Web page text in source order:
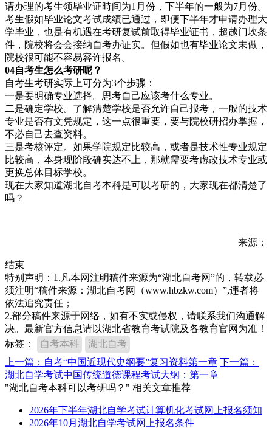
请办理的考生领毕业证時间为1月份，下半年的一般为7月份。
考生假如毕业论文考试成绩已通过，即便下半年才申请办理大
学毕业，也是有机遇在考研复试前取得毕业证书，超越门坎条
件，院校将会会接纳自考办证实。但假如也有毕业论文未做，
院校很可能不容易容许报名。
04自考生怎么考研呢？
自考生考研实际上可分为3个步骤：
一是要明确专业选择。思考自己应该考什么专业。
二是确定学校。了解清楚学校是否允许自己报考，一般的技术
专业是否有文凭规定，这一点很重要，要与院校研招办掌握，
不必自己去查资料。
三是考核评定。如果学院规定比较高，或者是技术性专业规定
比较高，本身现阶段确实达不上，那就需要考虑改技术专业或
更换总体目标学校。
现在大家知道湖北自考本科是可以考研的，大家现在都清楚了
吗？
来源：
结束
特别声明：1.凡本网注明稿件来源为“湖北自考网”的，转载必
须注明“稿件来源：湖北自考网（www.hbzkw.com）”,违者将
依法追究责任；
2.部分稿件来源于网络，如有不实或侵权，请联系我们沟通解
决。最新官方信息请以湖北省教育考试院及各教育官网为准！
标签：
自考本科
湖北自考
上一篇：自考“中国近现代史纲要”复习资料第一章 下一篇：
湖北自学考试中国传统道德课程考试大纲：第一章
"湖北自考本科可以考研吗？" 相关文章推荐
2026年下半年湖北自学考试计算机化考试网上报名须知
2026年10月湖北自学考试网上报名条件